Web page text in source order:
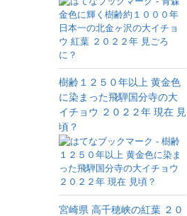
樹齢１２５０年以上 黄金色
に染まった飛騨国分寺の大
イチョウ ２０２２年 現在 見
頃？
宮崎県 高千穂峡の紅葉 ２０